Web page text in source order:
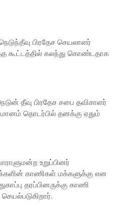
பிரதேச செயலாளர்
கூட்டத்தில் கலந்து கொண்டதாக
தீவு பிரதேச சபை தவிசாளர்
தொடர்பில் தனக்கு ஏதும்
உறுப்பினர்
காணிகள் மக்களுக்கு என
தரப்பினருக்கு காணி